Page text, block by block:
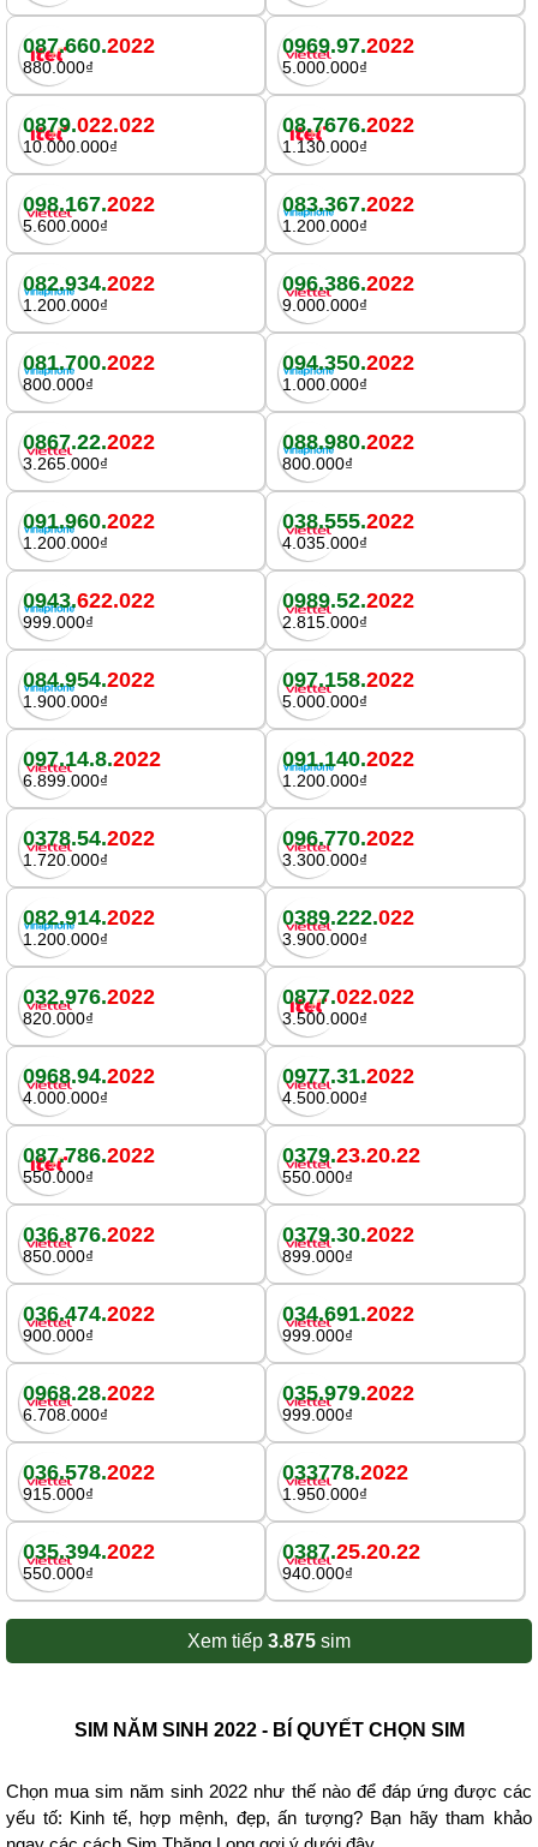
087.660.2022
880.000₫
0969.97.2022
5.000.000₫
0879.022.022
10.000.000₫
08.7676.2022
1.130.000₫
098.167.2022
5.600.000₫
083.367.2022
1.200.000₫
082.934.2022
1.200.000₫
096.386.2022
9.000.000₫
081.700.2022
800.000₫
094.350.2022
1.000.000₫
0867.22.2022
3.265.000₫
088.980.2022
800.000₫
091.960.2022
1.200.000₫
038.555.2022
4.035.000₫
0943.622.022
999.000₫
0989.52.2022
2.815.000₫
084.954.2022
1.900.000₫
097.158.2022
5.000.000₫
097.14.8.2022
6.899.000₫
091.140.2022
1.200.000₫
0378.54.2022
1.720.000₫
096.770.2022
3.300.000₫
082.914.2022
1.200.000₫
0389.222.022
3.900.000₫
032.976.2022
820.000₫
0877.022.022
3.500.000₫
0968.94.2022
4.000.000₫
0977.31.2022
4.500.000₫
087.786.2022
550.000₫
0379.23.20.22
550.000₫
036.876.2022
850.000₫
0379.30.2022
899.000₫
036.474.2022
900.000₫
034.691.2022
999.000₫
0968.28.2022
6.708.000₫
035.979.2022
999.000₫
036.578.2022
915.000₫
033778.2022
1.950.000₫
035.394.2022
550.000₫
0387.25.20.22
940.000₫
Xem tiếp 3.875 sim
SIM NĂM SINH 2022 - BÍ QUYẾT CHỌN SIM
Chọn mua sim năm sinh 2022 như thế nào để đáp ứng được các
yếu tố: Kinh tế, hợp mệnh, đẹp, ấn tượng? Bạn hãy tham khảo